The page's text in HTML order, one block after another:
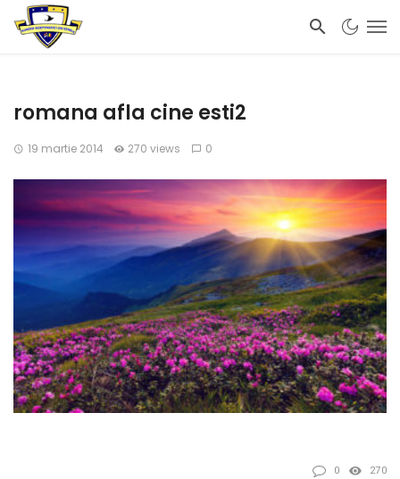
romana afla cine esti2
19 martie 2014 270 views 0
0 270